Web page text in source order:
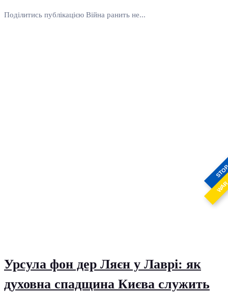
Поділитись публікацією Війна ранить не...
Урсула фон дер Ляєн у Лаврі: як
духовна спадщина Києва служить